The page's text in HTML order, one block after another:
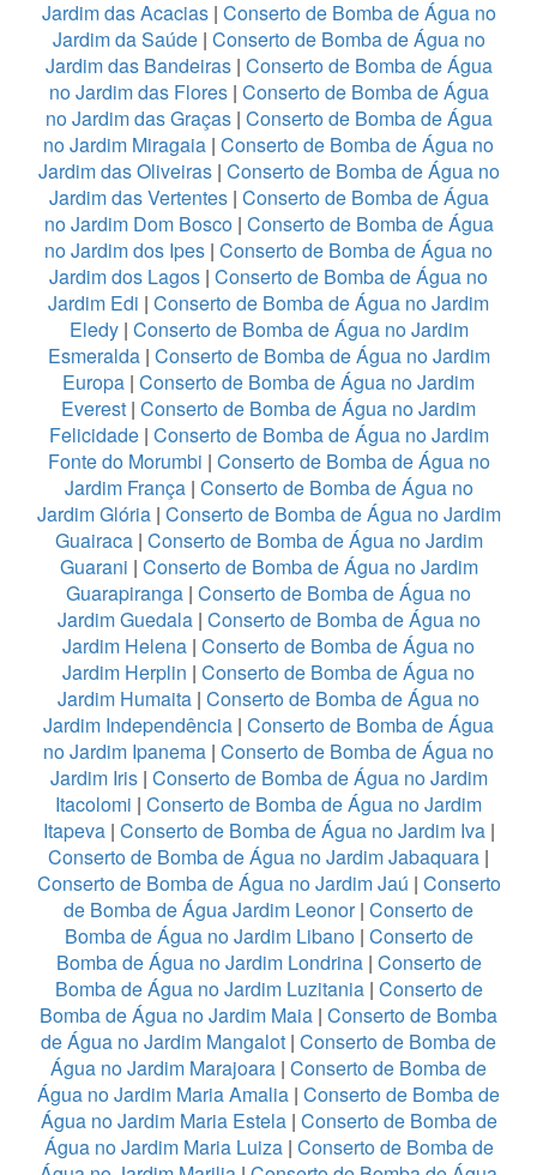
Jardim das Acacias| Conserto de Bomba de Água no
Jardim da Saúde| Conserto de Bomba de Água no
Jardim das Bandeiras| Conserto de Bomba de Água
no Jardim das Flores| Conserto de Bomba de Água
no Jardim das Graças| Conserto de Bomba de Água
no Jardim Miragaia | Conserto de Bomba de Água no
Jardim das Oliveiras| Conserto de Bomba de Água no
Jardim das Vertentes| Conserto de Bomba de Água
no Jardim Dom Bosco| Conserto de Bomba de Água
no Jardim dos Ipes | Conserto de Bomba de Água no
Jardim dos Lagos | Conserto de Bomba de Água no
Jardim Edi | Conserto de Bomba de Água no Jardim
Eledy| Conserto de Bomba de Água no Jardim
Esmeralda| Conserto de Bomba de Água no Jardim
Europa | Conserto de Bomba de Água no Jardim
Everest | Conserto de Bomba de Água no Jardim
Felicidade| Conserto de Bomba de Água no Jardim
Fonte do Morumbi | Conserto de Bomba de Água no
Jardim França| Conserto de Bomba de Água no
Jardim Glória| Conserto de Bomba de Água no Jardim
Guairaca| Conserto de Bomba de Água no Jardim
Guarani | Conserto de Bomba de Água no Jardim
Guarapiranga | Conserto de Bomba de Água no
Jardim Guedala| Conserto de Bomba de Água no
Jardim Helena | Conserto de Bomba de Água no
Jardim Herplin | Conserto de Bomba de Água no
Jardim Humaita | Conserto de Bomba de Água no
Jardim Independência | Conserto de Bomba de Água
no Jardim Ipanema | Conserto de Bomba de Água no
Jardim Iris| Conserto de Bomba de Água no Jardim
Itacolomi | Conserto de Bomba de Água no Jardim
Itapeva| Conserto de Bomba de Água no Jardim Iva|
Conserto de Bomba de Água no Jardim Jabaquara |
Conserto de Bomba de Água no Jardim Jaú | Conserto
de Bomba de Água Jardim Leonor| Conserto de
Bomba de Água no Jardim Libano| Conserto de
Bomba de Água no Jardim Londrina| Conserto de
Bomba de Água no Jardim Luzitania| Conserto de
Bomba de Água no Jardim Maia | Conserto de Bomba
de Água no Jardim Mangalot | Conserto de Bomba de
Água no Jardim Marajoara | Conserto de Bomba de
Água no Jardim Maria Amalia | Conserto de Bomba de
Água no Jardim Maria Estela| Conserto de Bomba de
Água no Jardim Maria Luiza| Conserto de Bomba de